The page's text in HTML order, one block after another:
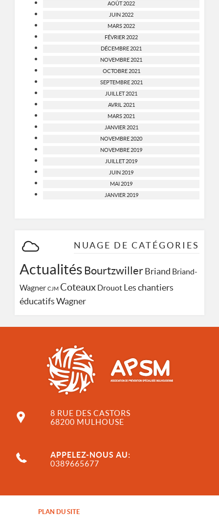
AOÛT 2022
JUIN 2022
MARS 2022
FÉVRIER 2022
DÉCEMBRE 2021
NOVEMBRE 2021
OCTOBRE 2021
SEPTEMBRE 2021
JUILLET 2021
AVRIL 2021
MARS 2021
JANVIER 2021
NOVEMBRE 2020
NOVEMBRE 2019
JUILLET 2019
JUIN 2019
MAI 2019
JANVIER 2019
NUAGE DE CATÉGORIES
Actualités Bourtzwiller Briand Briand-
Wagner CJM Coteaux Drouot Les chantiers
éducatifs Wagner
8 RUE DES CASTORS
68200 MULHOUSE
APPELEZ-NOUS AU:
0389665677
PLAN DU SITE